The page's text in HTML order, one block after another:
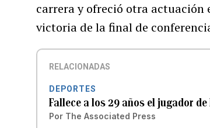
carrera y ofreció otra actuación
victoria de la final de
RELACIONADAS
DEPORTES
Fallece a los 29 años el jugador de
Por The Associated Press